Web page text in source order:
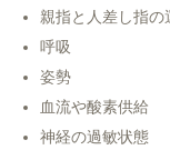
親指と人差し指の
呼吸
姿勢
血流や酸素供給
神経の過敏状態